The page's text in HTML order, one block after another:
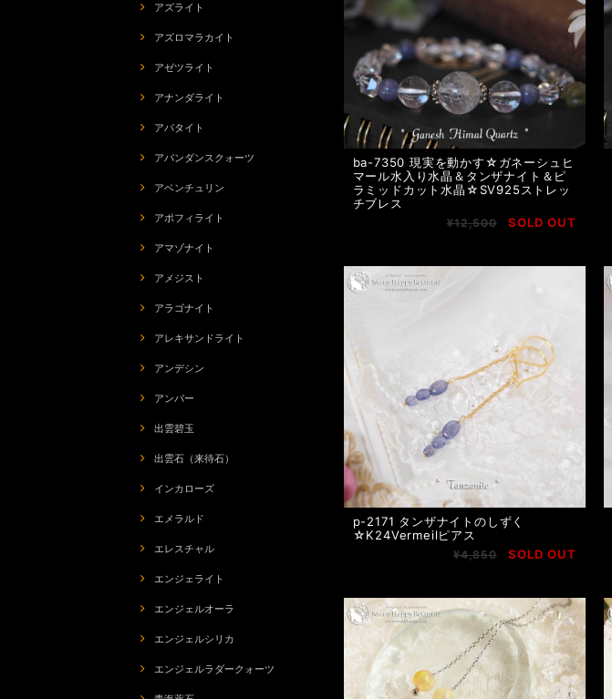
アズライト
アズロマラカイト
アゼツライト
アナンダライト
アパタイト
アバンダンスクォーツ
アベンチュリン
アポフィライト
アマゾナイト
アメジスト
アラゴナイト
アレキサンドライト
アンデシン
アンバー
出雲碧玉
出雲石（来待石）
インカローズ
エメラルド
エレスチャル
エンジェライト
エンジェルオーラ
エンジェルシリカ
エンジェルラダークォーツ
ba-7350 現実を動かす☆ガネーシュヒ
マール水入り水晶＆タンザナイト＆ピ
ラミッドカット水晶☆SV925ストレッ
チブレス
¥12,500 SOLD OUT
p-2171 タンザナイトのしずく
☆K24Vermeilピアス
¥4,850 SOLD OUT